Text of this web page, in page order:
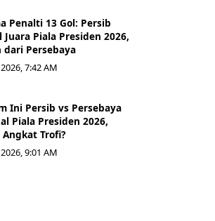
Penalti 13 Gol: Persib
Juara Piala Presiden 2026,
dari Persebaya
7:42 AM
Ini Persib vs Persebaya
Piala Presiden 2026,
Angkat Trofi?
9:01 AM